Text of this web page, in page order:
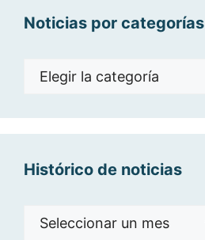
Noticias por categorías
Noticias
Histórico de noticias
Histórico